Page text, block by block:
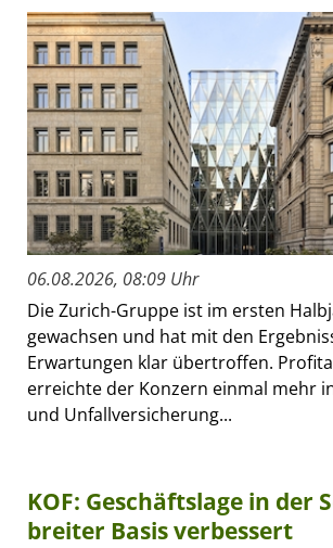
06.08.2026, 08:09 Uhr
Die Zurich-Gruppe ist im ersten
gewachsen und hat mit den
Erwartungen klar übertroffen.
erreichte der Konzern einmal mehr
und Unfallversicherung...
KOF: Geschäftslage in der
breiter Basis verbessert